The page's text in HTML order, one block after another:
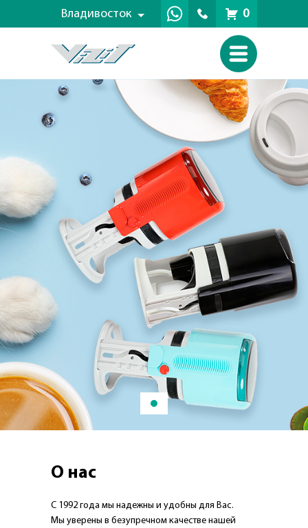
Владивосток 0
О нас
С 1992 года мы надежны и удобны для Вас.
Мы уверены в безупречном качестве нашей